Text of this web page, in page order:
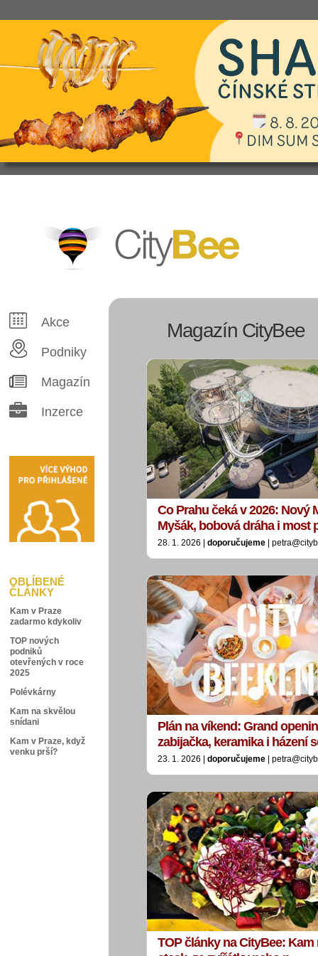
CityBee
Akce
Podniky
Magazín
Inzerce
OBLÍBENÉ
ČLÁNKY
Kam v Praze
zadarmo kdykoliv
TOP nových
podniků
otevřených v roce
2025
Polévkárny
Kam na skvělou
snídani
Kam v Praze, když
venku prší?
Magazín CityBee
Co Prahu čeká v 2026: Nový
Myšák, bobová dráha i most
28. 1. 2026 | doporučujeme |
Plán na víkend: Grand
zabijačka, keramika i házení
23. 1. 2026 | doporučujeme |
TOP články na CityBee: Kam